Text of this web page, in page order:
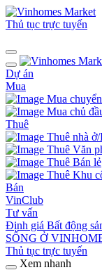
Thủ tục trực tuyến
Dự án
Mua
Mua
Mua chủ
Thuê
Thuê nhà
Thuê Văn
Thuê Bán lẻ
Thuê Khu
Bán
VinClub
Tư vấn
Định giá Bất động
SỐNG Ở
Thủ tục trực tuyến
Xem nhanh